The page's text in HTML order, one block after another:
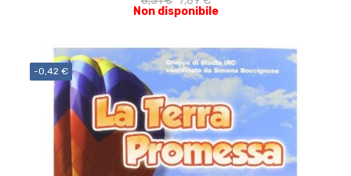
Non disponibile
-0,42 €